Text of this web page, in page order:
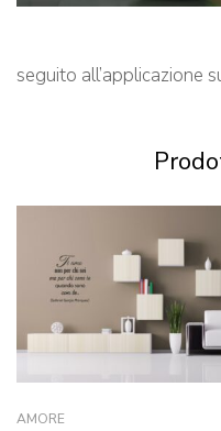
seguito all’applicazione
AMORE